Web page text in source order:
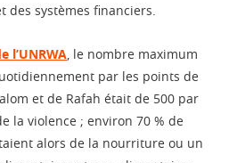
systèmes financiers.
l’UNRWA , le nombre maximum
par les points de
et de Rafah était de 500 par
la violence ; environ 70 % de
alors de la nourriture ou un